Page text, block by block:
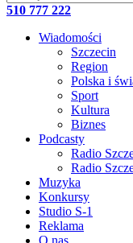
510 777 222
Wiadomości
Szczecin
Region
Polska i
Sport
Kultura
Biznes
Podcasty
Radio
Radio
Muzyka
Konkursy
Studio S-1
Reklama